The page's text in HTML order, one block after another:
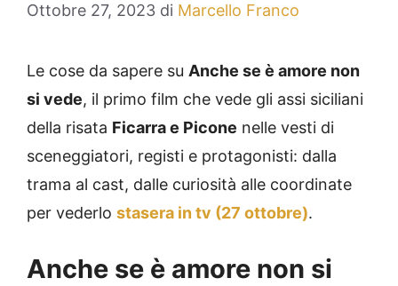
Ottobre 27, 2023 di Marcello Franco
Le cose da sapere su Anche se è amore non
si vede, il primo film che vede gli assi siciliani
della risata Ficarra e Picone nelle vesti di
sceneggiatori, registi e protagonisti: dalla
trama al cast, dalle curiosità alle coordinate
per vederlo stasera in tv (27 ottobre).
Anche se è amore non si